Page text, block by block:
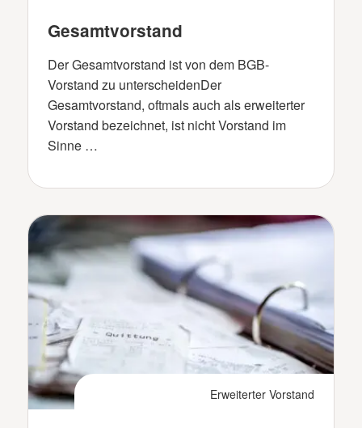
Gesamtvorstand
Der Gesamtvorstand ist von dem BGB-
Vorstand zu unterscheidenDer
Gesamtvorstand, oftmals auch als erweiterter
Vorstand bezeichnet, ist nicht Vorstand im
Sinne …
Erweiterter Vorstand